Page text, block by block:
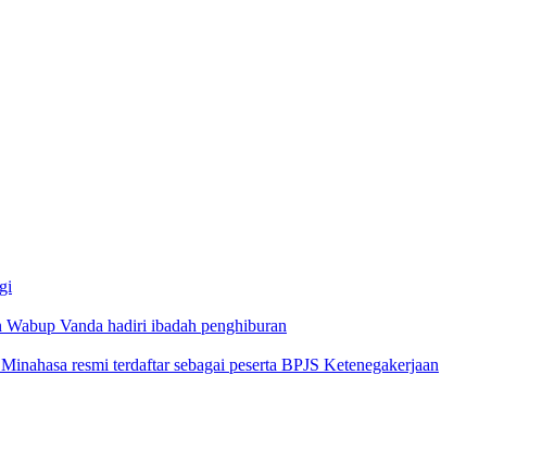
Vanda hadiri ibadah penghiburan
resmi terdaftar sebagai peserta BPJS Ketenegakerjaan